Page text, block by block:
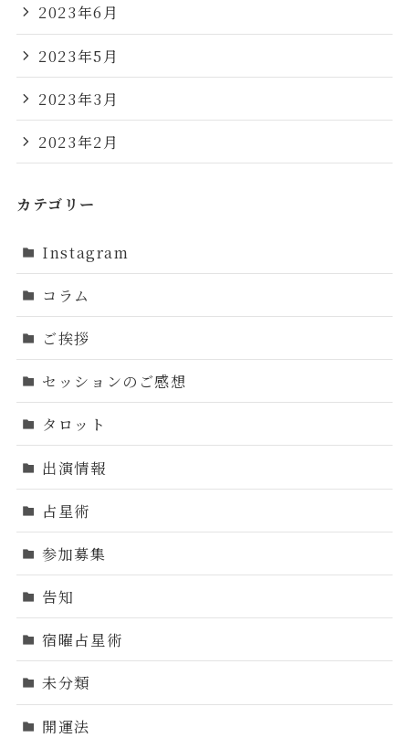
2023年6月
2023年5月
2023年3月
2023年2月
カテゴリー
Instagram
コラム
ご挨拶
セッションのご感想
タロット
出演情報
占星術
参加募集
告知
宿曜占星術
未分類
開運法